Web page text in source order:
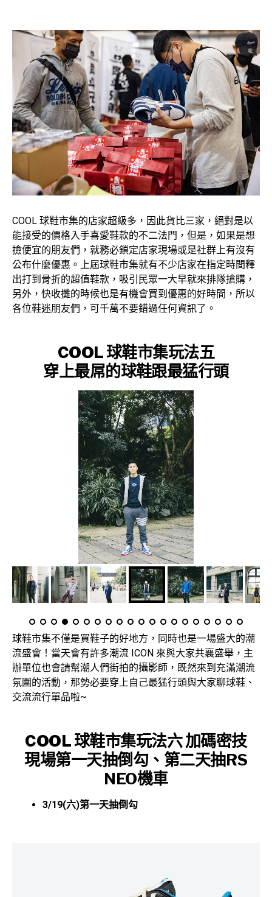
COOL 球鞋市集的店家超級多，因此貨比三家，絕對是以
能接受的價格入手喜愛鞋款的不二法門，但是，如果是想
撿便宜的朋友們，就務必鎖定店家現場或是社群上有沒有
公布什麼優惠。上屆球鞋市集就有不少店家在指定時間釋
出打到骨折的超值鞋款，吸引民眾一大早就來排隊搶購，
另外，快收攤的時候也是有機會買到優惠的好時間，所以
各位鞋迷朋友們，可千萬不要錯過任何資訊了。
COOL 球鞋市集玩法五
穿上最屌的球鞋跟最猛行頭
球鞋市集不僅是買鞋子的好地方，同時也是一場盛大的潮
流盛會！當天會有許多潮流 ICON 來與大家共襄盛舉，主
辦單位也會請幫潮人們街拍的攝影師，既然來到充滿潮流
氛圍的活動，那勢必要穿上自己最猛行頭與大家聊球鞋、
交流流行單品啦~
COOL 球鞋市集玩法六加碼密技
現場第一天抽倒勾、第二天抽RS
NEO機車
3/19(六)第一天抽倒勾